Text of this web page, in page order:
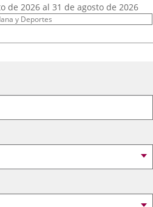
de 2026 al 31 de agosto de 2026
y Deportes
Valverde
y Deportes
Tradicional y Actividades Culturales y de
Folklorico BFB)